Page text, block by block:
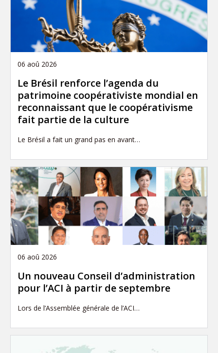
06 aoû 2026
Le Brésil renforce l’agenda du
patrimoine coopérativiste mondial en
reconnaissant que le coopérativisme
fait partie de la culture
Le Brésil a fait un grand pas en avant…
06 aoû 2026
Un nouveau Conseil d’administration
pour l’ACI à partir de septembre
Lors de l’Assemblée générale de l’ACI…